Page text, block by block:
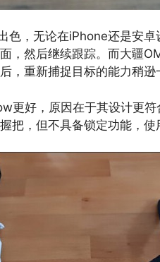
色，无论在iPhone还是安
，然后继续跟踪。而大疆
，重新捕捉目标的能力稍逊
更好，原因在于其设计更
把，但不具备锁定功能，使